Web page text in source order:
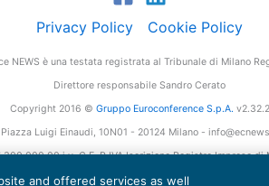
Privacy Policy Cookie Policy
NEWS è una testata registrata al Tribunale di Milano
Direttore responsabile Sandro Cerato
Copyright 2016 © Gruppo Euroconference S.p.A. v2.32.2
Piazza Luigi Einaudi, 10N01 - 20124 Milano -
i.v. C.F. P.IVA Iscrizione Registro Imprese di
and offered services as well